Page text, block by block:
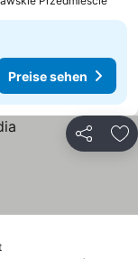
Preise sehen
Teilen